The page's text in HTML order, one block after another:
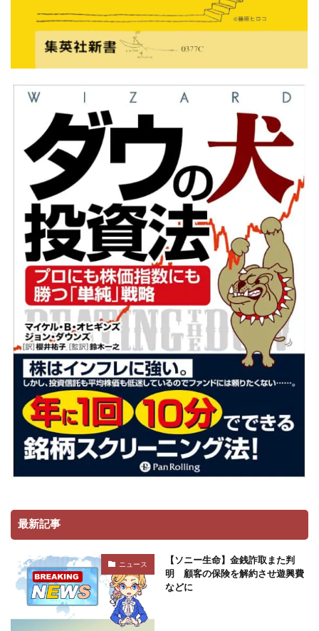
最新記事
ニュース
【ソニー生命】金銭詐取また判
明 顧客の保険を解約させ遊興費
などに